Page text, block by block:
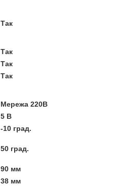
Так
Так
Так
Так
Мережа 220В
5 В
-10 град.
50 град.
90 мм
38 мм